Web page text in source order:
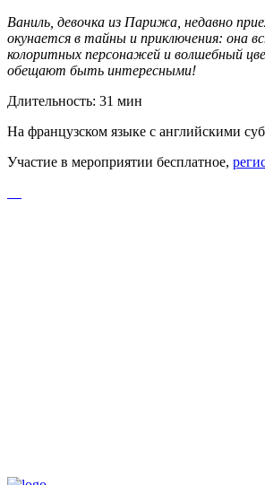
Ваниль, девочка из Парижа, недавно
окунается в тайны и приключения: она
колоритных персонажей и волшебный
обещают быть интересными!
Длительность: 31 мин
На французском языке с английскими
Участие в мероприятии бесплатное,